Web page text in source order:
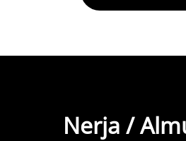
Nerja /